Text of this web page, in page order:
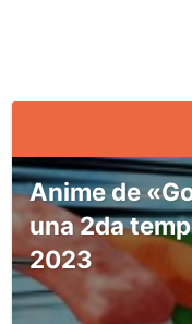
Anime de
una 2da
2023